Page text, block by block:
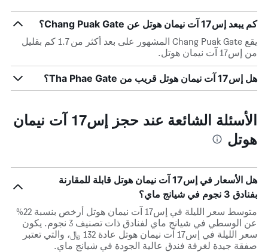
كم يبعد إس17 آت نيمان هوتل عن Chang Puak Gate؟
يقع Chang Puak Gate المشهور على بعد أكثر من 1.7 كم بقليل
من إس17 آت نيمان هوتل.
هل إس17 آت نيمان هوتل قريب من Tha Phae Gate؟
الأسئلة الشائعة عند حجز إس17 آت نيمان
هوتل
هل الأسعار في إس17 آت نيمان هوتل قابلة للمقارنة
بفنادق 3 نجوم في شيانج ماي؟
متوسط سعر الليلة في إس17 آت نيمان هوتل أرخص بنسبة 22%
عن الوسطي في شيانج ماي لفنادق ذات تصنيف 3 نجوم. يكون
سعر الليلة في إس17 آت نيمان هوتل عادة 132 ﷼، والتي تعتبر
صفقة جيدة لغرفة فندق عالية الجودة في شيانج ماي.